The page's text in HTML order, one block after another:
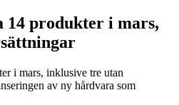
14 produkter i mars,
i mars, inklusive tre utan
av ny hårdvara som